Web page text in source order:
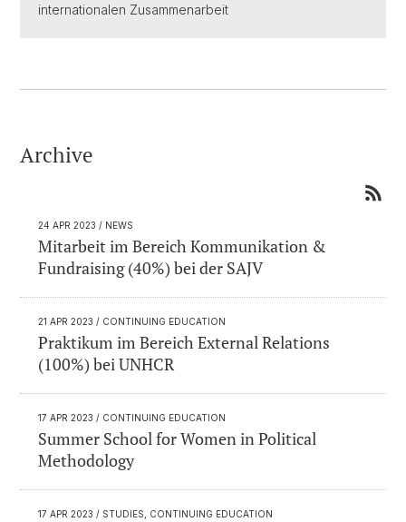
internationalen Zusammenarbeit
Archive
24 APR 2023 / NEWS
Mitarbeit im Bereich Kommunikation &
Fundraising (40%) bei der SAJV
21 APR 2023 / CONTINUING EDUCATION
Praktikum im Bereich External Relations
(100%) bei UNHCR
17 APR 2023 / CONTINUING EDUCATION
Summer School for Women in Political
Methodology
17 APR 2023 / STUDIES, CONTINUING EDUCATION